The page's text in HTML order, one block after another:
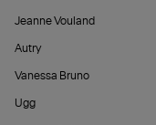
Jeanne Vouland
Autry
Vanessa Bruno
Ugg